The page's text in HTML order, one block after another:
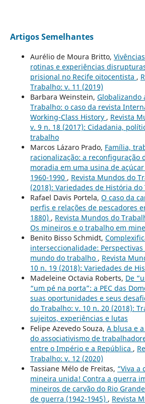
Artigos Semelhantes
Aurélio de Moura Britto,
rotinas e experiências
prisional no Recife oitocentista ,
Trabalho: v. 11 (2019)
Barbara Weinstein, Globalizando
Trabalho: o caso da revista
Working-Class History , Revista
v. 9 n. 18 (2017): Cidadania,
trabalho
Marcos Lázaro Prado, Família,
racionalização: a reconfiguração
moradia em uma usina de
1960-1990 , Revista Mundos do
(2018): Variedades de História
Rafael Davis Portela, O caso da
perfis e relações de pescadores
1880) , Revista Mundos do
Os mineiros e o trabalho em
Benito Bisso Schmidt,
interseccionalidade:
mundo do trabalho , Revista
10 n. 19 (2018): Variedades de
Madeleine Octavia Roberts, De
“um pé na porta”: a PEC das
suas oportunidades e seus
do Trabalho: v. 10 n. 20 (2018):
sujeitos, experiências e lutas
Felipe Azevedo Souza, A blusa e
do associativismo de
entre o Império e a República ,
Trabalho: v. 12 (2020)
Tassiane Mélo de Freitas, “Viva a
mineira unida! Contra a guerra
mineiros de carvão do Rio
de guerra (1942-1945) , Revista